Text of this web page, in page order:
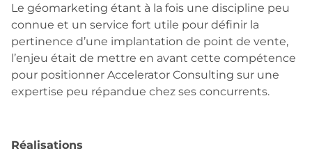
Le géomarketing étant à la fois une discipline peu
connue et un service fort utile pour définir la
pertinence d’une implantation de point de vente,
l’enjeu était de mettre en avant cette compétence
pour positionner Accelerator Consulting sur une
expertise peu répandue chez ses concurrents.
Réalisations